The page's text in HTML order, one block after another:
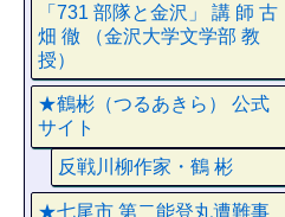
「731 部隊と金沢」 講 師 古
畑 徹 （金沢大学文学部 教
授）
★鶴彬（つるあきら） 公式
サイト
反戦川柳作家・鶴 彬
★七尾市 第二能登丸遭難事